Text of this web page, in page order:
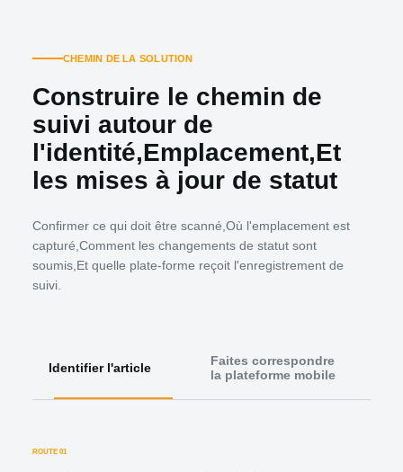
CHEMIN DE LA SOLUTION
Construire le chemin de
suivi autour de
l'identité,Emplacement,Et
les mises à jour de statut
Confirmer ce qui doit être scanné,Où l'emplacement est
capturé,Comment les changements de statut sont
soumis,Et quelle plate-forme reçoit l'enregistrement de
suivi.
Identifier l'article
Faites correspondre
la plateforme mobile
ROUTE 01